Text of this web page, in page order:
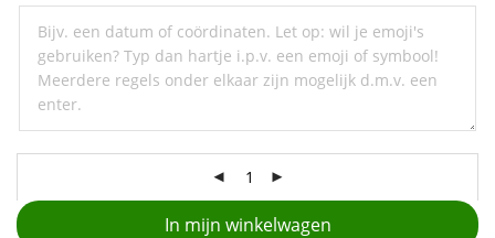
een
ondertitel
In mijn winkelwagen